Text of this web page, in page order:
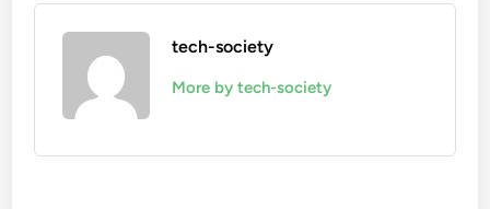
tech-society
More by tech-society